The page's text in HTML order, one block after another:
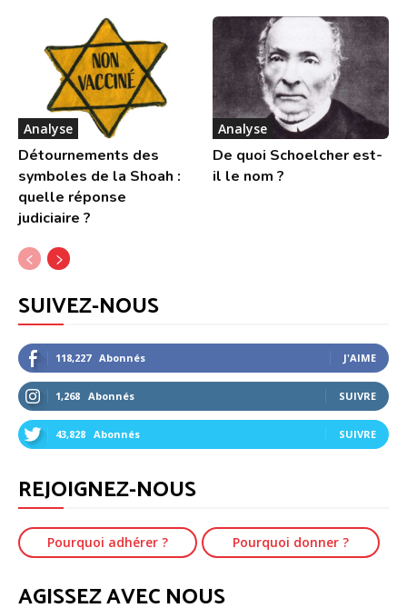
Analyse
Détournements des
symboles de la Shoah :
quelle réponse
judiciaire ?
Analyse
De quoi Schoelcher est-
il le nom ?
SUIVEZ-NOUS
118,227 Abonnés J'AIME
1,268 Abonnés SUIVRE
43,828 Abonnés SUIVRE
REJOIGNEZ-NOUS
Pourquoi adhérer ? Pourquoi donner ?
AGISSEZ AVEC NOUS